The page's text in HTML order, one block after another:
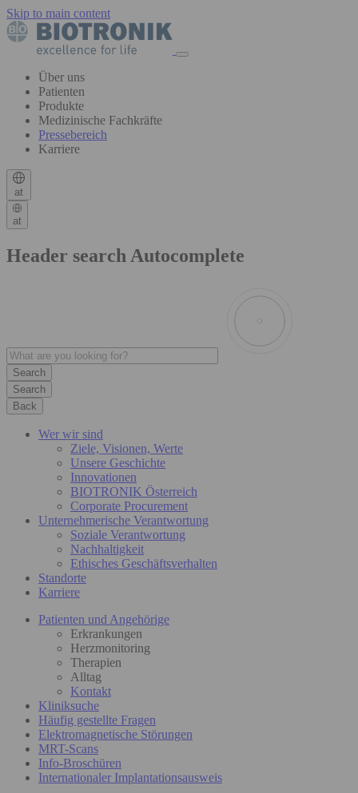
Skip to main content
Über uns
Patienten
Produkte
Medizinische Fachkräfte
Pressebereich
Karriere
at
at
Header search Autocomplete
Search
Back
Wer wir sind
Ziele, Visionen, Werte
Unsere Geschichte
Innovationen
BIOTRONIK Österreich
Corporate Procurement
Unternehmerische Verantwortung
Soziale Verantwortung
Nachhaltigkeit
Ethisches Geschäftsverhalten
Standorte
Karriere
Patienten und Angehörige
Erkrankungen
Herzmonitoring
Therapien
Alltag
Kontakt
Kliniksuche
Häufig gestellte Fragen
Elektromagnetische Störungen
MRT-Scans
Info-Broschüren
Internationaler Implantationsausweis